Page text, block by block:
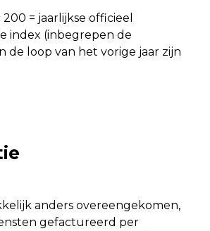
= jaarlijkse officieel
index (inbegrepen de
de loop van het vorige jaar zijn
anders overeengekomen,
gefactureerd per